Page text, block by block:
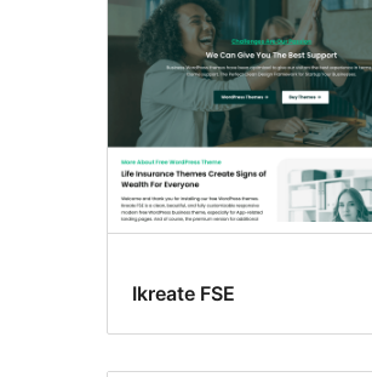
Ikreate FSE